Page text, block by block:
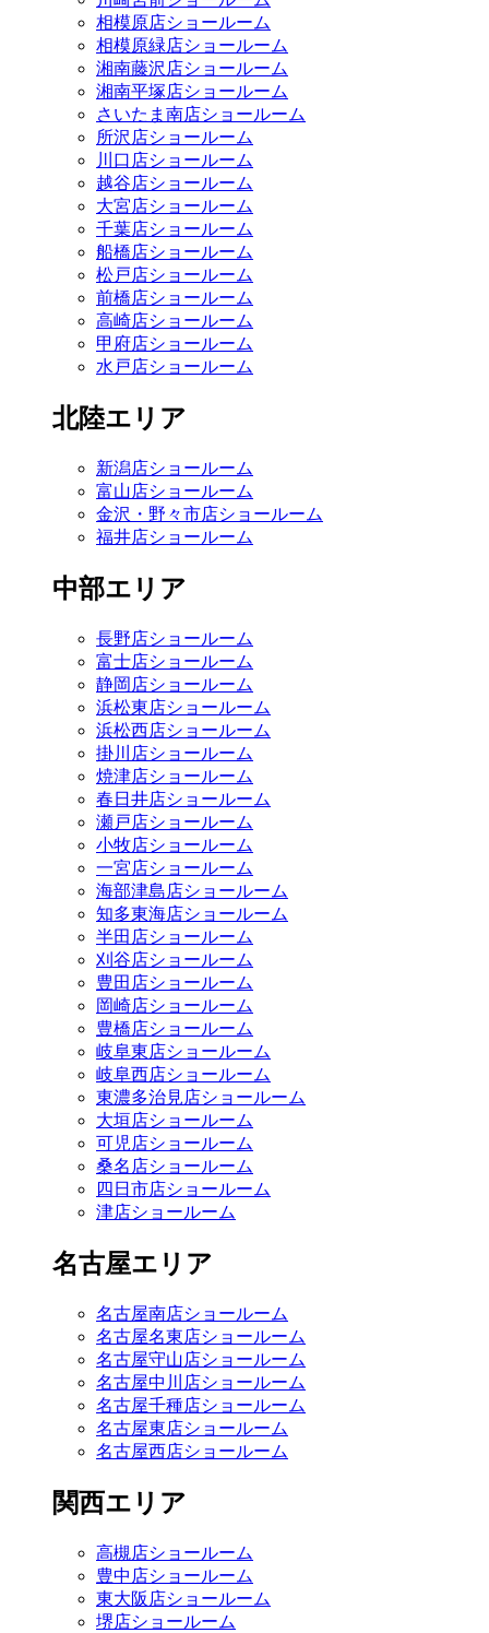
相模原店ショールーム
相模原緑店ショールーム
湘南藤沢店ショールーム
湘南平塚店ショールーム
さいたま南店ショールーム
所沢店ショールーム
川口店ショールーム
越谷店ショールーム
大宮店ショールーム
千葉店ショールーム
船橋店ショールーム
松戸店ショールーム
前橋店ショールーム
高崎店ショールーム
甲府店ショールーム
水戸店ショールーム
北陸エリア
新潟店ショールーム
富山店ショールーム
金沢・野々市店ショールーム
福井店ショールーム
中部エリア
長野店ショールーム
富士店ショールーム
静岡店ショールーム
浜松東店ショールーム
浜松西店ショールーム
掛川店ショールーム
焼津店ショールーム
春日井店ショールーム
瀬戸店ショールーム
小牧店ショールーム
一宮店ショールーム
海部津島店ショールーム
知多東海店ショールーム
半田店ショールーム
刈谷店ショールーム
豊田店ショールーム
岡崎店ショールーム
豊橋店ショールーム
岐阜東店ショールーム
岐阜西店ショールーム
東濃多治見店ショールーム
大垣店ショールーム
可児店ショールーム
桑名店ショールーム
四日市店ショールーム
津店ショールーム
名古屋エリア
名古屋南店ショールーム
名古屋名東店ショールーム
名古屋守山店ショールーム
名古屋中川店ショールーム
名古屋千種店ショールーム
名古屋東店ショールーム
名古屋西店ショールーム
関西エリア
高槻店ショールーム
豊中店ショールーム
東大阪店ショールーム
堺店ショールーム